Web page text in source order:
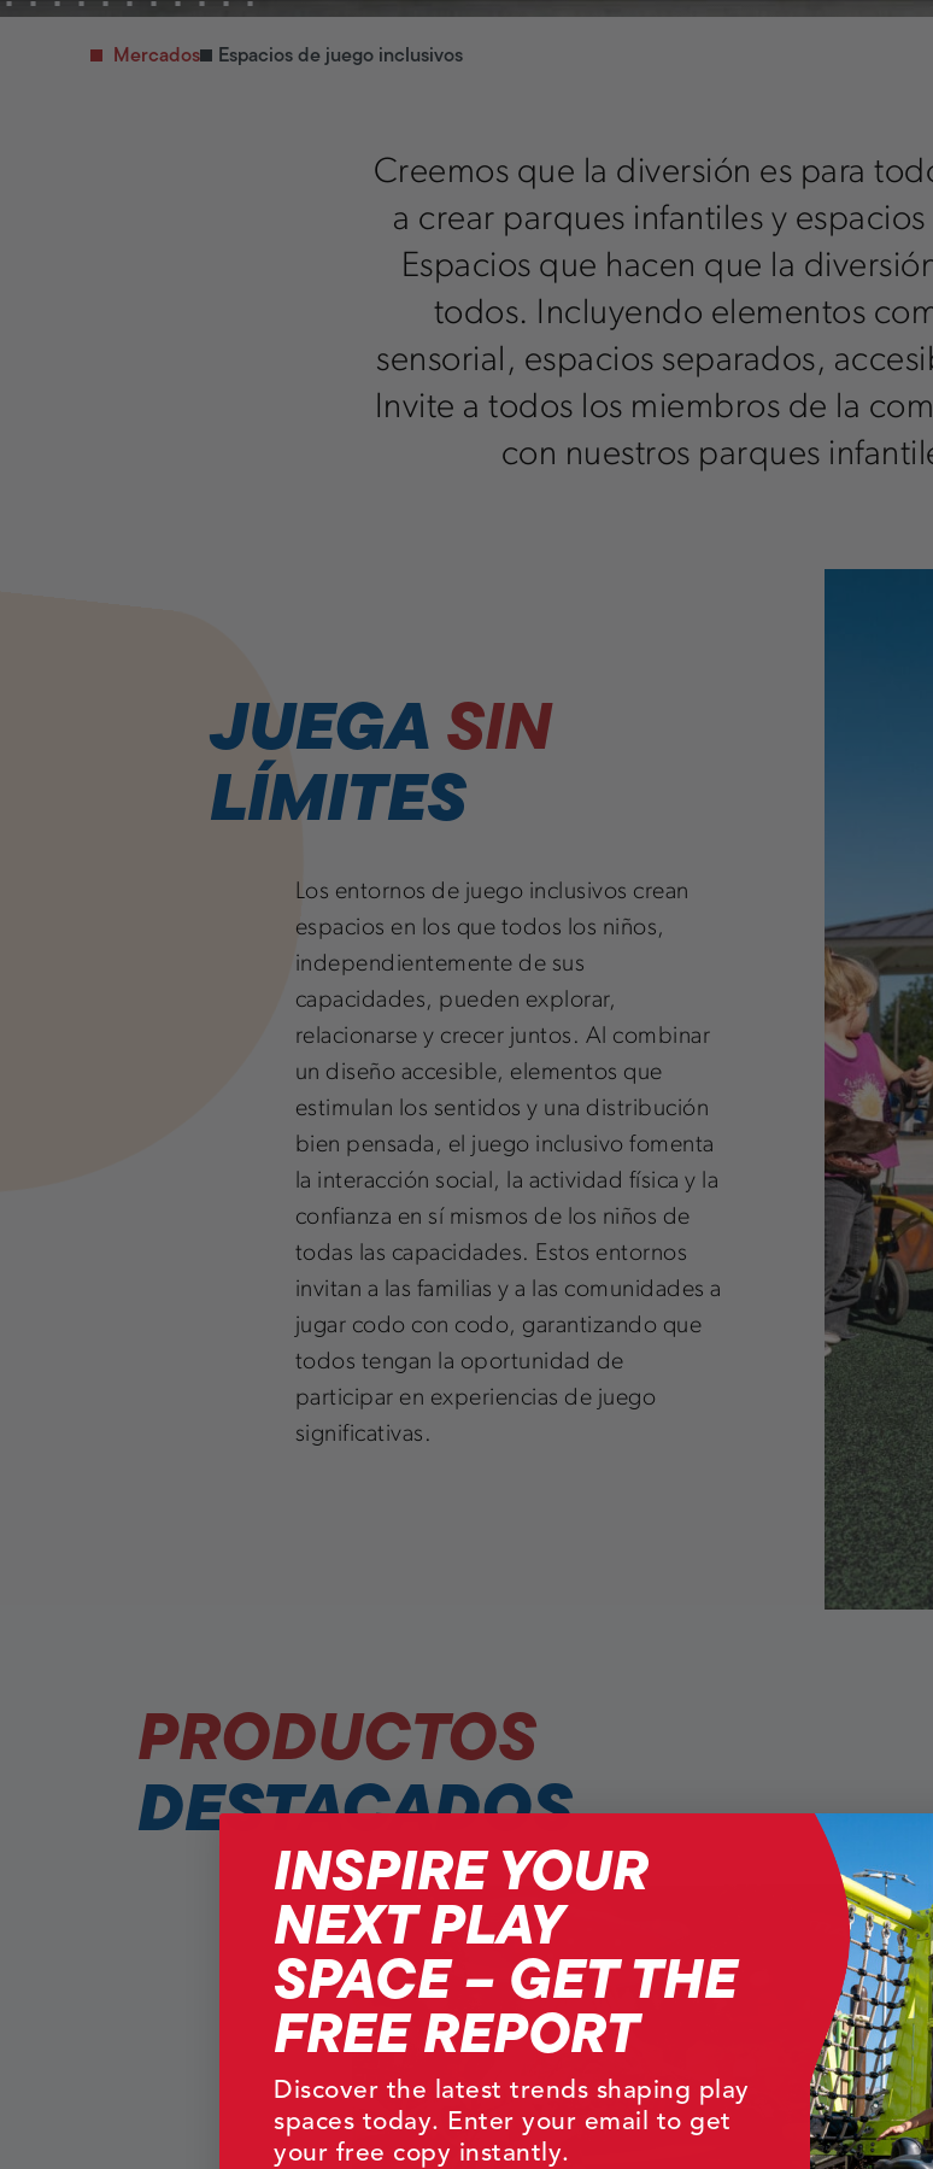
Mercados Espacios de juego inclusivos
Creemos que la diversión es para
a crear parques infantiles y
Espacios que hacen que la
todos. Incluyendo elementos
sensorial, espacios separados,
Invite a todos los miembros de la
con nuestros parques
JUEGASIN
LÍMITES
Los entornos de juego inclusivos crean
espacios en los que todos los niños,
independientemente de sus
capacidades, pueden explorar,
relacionarse y crecer juntos. Al combinar
un diseño accesible, elementos que
estimulan los sentidos y una distribución
bien pensada, el juego inclusivo fomenta
la interacción social, la actividad física y la
confianza en sí mismos de los niños de
todas las capacidades. Estos entornos
invitan a las familias y a las comunidades a
jugar codo con codo, garantizando que
todos tengan la oportunidad de
participar en experiencias de juego
significativas.
PRODUCTOS
DESTACADOS
INSPIRE YOUR
NEXT PLAY
SPACE – GET THE
FREE REPORT
Discover the latest trends shaping play
spaces today. Enter your email to get
your free copy instantly.